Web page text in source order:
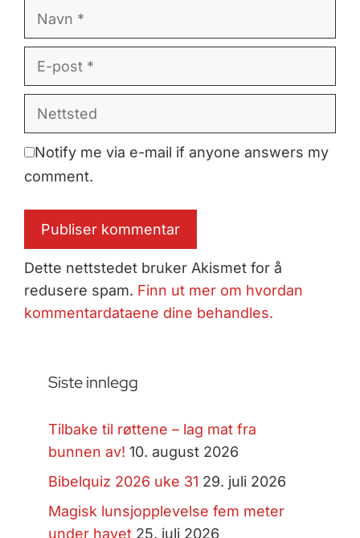
post
Notify me via e-mail if anyone answers my
comment.
Dette nettstedet bruker Akismet for å
redusere spam. Finn ut mer om hvordan
kommentardataene dine behandles.
Siste innlegg
Tilbake til røttene – lag mat fra
bunnen av! 10. august 2026
Bibelquiz 2026 uke 31 29. juli 2026
Magisk lunsjopplevelse fem meter
under havet 25. juli 2026